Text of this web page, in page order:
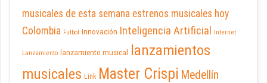
musicales de esta semana estrenos musicales hoy
Colombia Futbol Innovación Inteligencia Artificial Internet
Lanzamiento lanzamiento musical
lanzamientos
musicales Link Master Crispi Medellín